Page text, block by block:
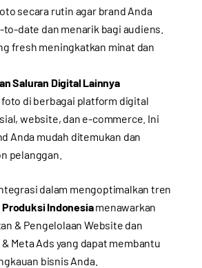
secara rutin agar brand Anda
date dan menarik bagi audiens.
fresh meningkatkan minat dan
Saluran Digital Lainnya
foto di berbagai platform digital
website, dan e-commerce. Ini
Anda mudah ditemukan dan
pelanggan.
dalam mengoptimalkan tren
Produksi Indonesiamenawarkan
& Pengelolaan Website dan
Meta Ads yang dapat membantu
bisnis Anda.